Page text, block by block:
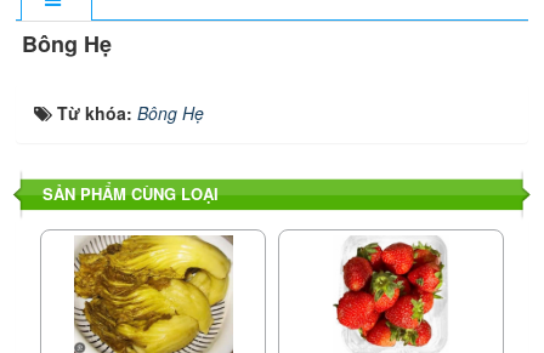
Bông Hẹ
Từ khóa: Bông Hẹ
SẢN PHẨM CÙNG LOẠI